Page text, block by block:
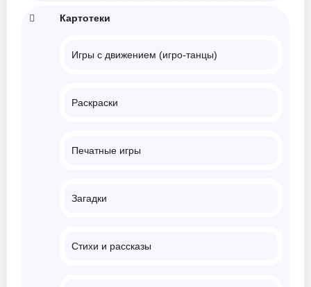
Картотеки
Игры с движением (игро-танцы)
Раскраски
Печатные игры
Загадки
Стихи и рассказы